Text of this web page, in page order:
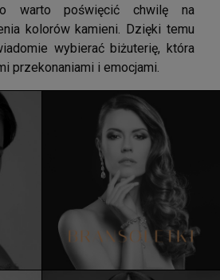
warto poświęcić chwilę na
kolorów kamieni. Dzięki temu
wybierać biżuterię, która
przekonaniami i emocjami.